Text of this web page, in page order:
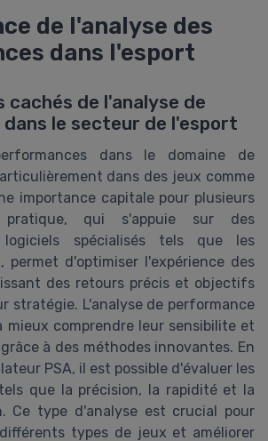
de l'analyse des
dans l'esport
cachés de l'analyse de
le secteur de l'esport
dans le domaine de
dans des jeux comme
importance capitale pour plusieurs
pratique, qui s'appuie sur des
spécialisés tels que les
permet d'optimiser l'expérience des
des retours précis et objectifs
stratégie. L'analyse de performance
mieux comprendre leur sensibilite et
à des méthodes innovantes. En
PSA, il est possible d'évaluer les
que la précision, la rapidité et la
Ce type d'analyse est crucial pour
types de jeux et améliorer